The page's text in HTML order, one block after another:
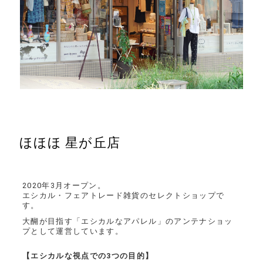
ほほほ 星が丘店
2020年3月オープン。
エシカル・フェアトレード雑貨のセレクトショップで
す。
大醐が目指す「エシカルなアパレル」のアンテナショッ
プとして運営しています。
【エシカルな視点での3つの目的】